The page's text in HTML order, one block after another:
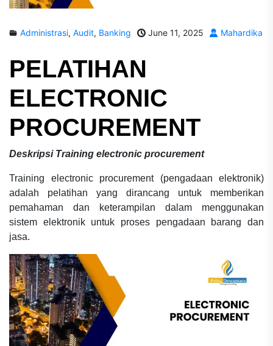
Administrasi, Audit, Banking June 11, 2025 Mahardika
PELATIHAN
ELECTRONIC
PROCUREMENT
Deskripsi Training electronic procurement
Training electronic procurement (pengadaan elektronik)
adalah pelatihan yang dirancang untuk memberikan
pemahaman dan keterampilan dalam menggunakan
sistem elektronik untuk proses pengadaan barang dan
jasa.